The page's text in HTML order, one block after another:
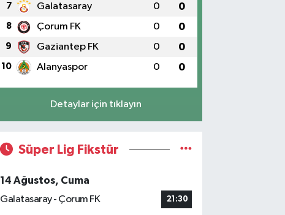
7 Galatasaray 0 0
8 Çorum FK 0 0
9 Gaziantep FK 0 0
10 Alanyaspor 0 0
Detaylar için tıklayın
Süper Lig Fikstür
14 Ağustos, Cuma
Galatasaray - Çorum FK
21:30